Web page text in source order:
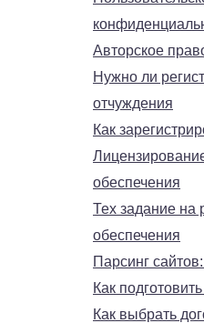
Авторское
Нужно ли
отчуждения
Как
обеспечения
Тех задание на
обеспечения
Парсинг
Как
Как выбрать